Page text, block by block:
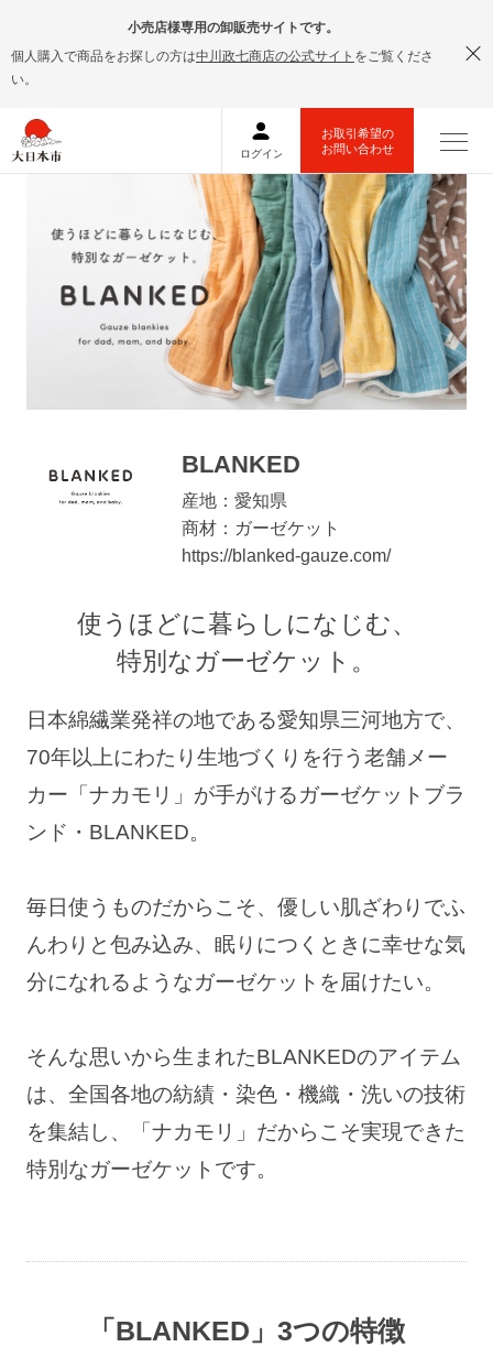
小売店様専用の卸販売サイトです。
個人購入で商品をお探しの方は中川政七商店の公式サイト をご覧くださ
い。
BLANKED
産地：愛知県
商材：ガーゼケット
https://blanked-gauze.com/
使うほどに暮らしになじむ、
特別なガーゼケット。
日本綿繊業発祥の地である愛知県三河地方で、
70年以上にわたり生地づくりを行う 老舗メー
カー「ナカモリ」が手がけるガーゼケットブラ
ンド・BLANKED。
毎日使うものだからこそ、優しい肌ざわりでふ
んわりと包み込み、 眠りにつくときに幸せな気
分になれるようなガーゼケットを届けたい。
そんな思いから生まれたBLANKEDのアイテム
は、 全国各地の紡績・染色・機織・洗いの技術
を集結し、
「ナカモリ」だからこそ実現できた
特別なガーゼケットです。
「BLANKED」3つの特徴